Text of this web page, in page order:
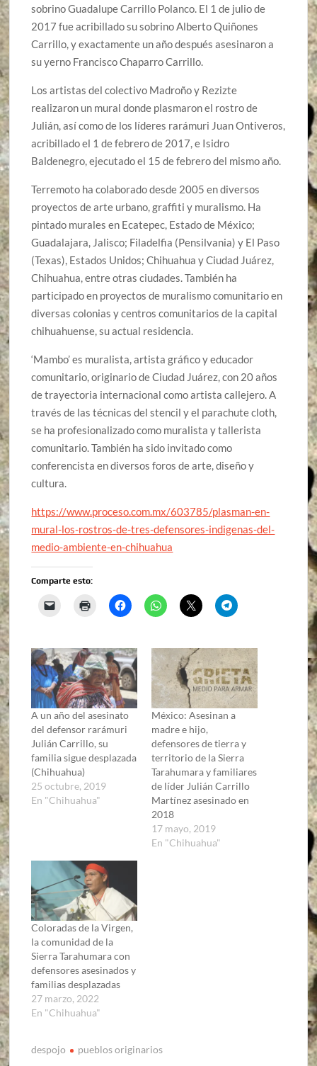
sobrino Guadalupe Carrillo Polanco. El 1 de julio de
2017 fue acribillado su sobrino Alberto Quiñones
Carrillo, y exactamente un año después asesinaron a
su yerno Francisco Chaparro Carrillo.
Los artistas del colectivo Madroño y Rezizte
realizaron un mural donde plasmaron el rostro de
Julián, así como de los líderes rarámuri Juan Ontiveros,
acribillado el 1 de febrero de 2017, e Isidro
Baldenegro, ejecutado el 15 de febrero del mismo año.
Terremoto ha colaborado desde 2005 en diversos
proyectos de arte urbano, graffiti y muralismo. Ha
pintado murales en Ecatepec, Estado de México;
Guadalajara, Jalisco; Filadelfia (Pensilvania) y El Paso
(Texas), Estados Unidos; Chihuahua y Ciudad Juárez,
Chihuahua, entre otras ciudades. También ha
participado en proyectos de muralismo comunitario en
diversas colonias y centros comunitarios de la capital
chihuahuense, su actual residencia.
‘Mambo’ es muralista, artista gráfico y educador
comunitario, originario de Ciudad Juárez, con 20 años
de trayectoria internacional como artista callejero. A
través de las técnicas del stencil y el parachute cloth,
se ha profesionalizado como muralista y tallerista
comunitario. También ha sido invitado como
conferencista en diversos foros de arte, diseño y
cultura.
https://www.proceso.com.mx/603785/plasman-en-
mural-los-rostros-de-tres-defensores-indigenas-del-
medio-ambiente-en-chihuahua
Comparte esto:
A un año del asesinato
del defensor rarámuri
Julián Carrillo, su
familia sigue desplazada
(Chihuahua)
25 octubre, 2019
En "Chihuahua"
México: Asesinan a
madre e hijo,
defensores de tierra y
territorio de la Sierra
Tarahumara y familiares
de líder Julián Carrillo
Martínez asesinado en
2018
17 mayo, 2019
En "Chihuahua"
Coloradas de la Virgen,
la comunidad de la
Sierra Tarahumara con
defensores asesinados y
familias desplazadas
27 marzo, 2022
En "Chihuahua"
despojo pueblos originarios